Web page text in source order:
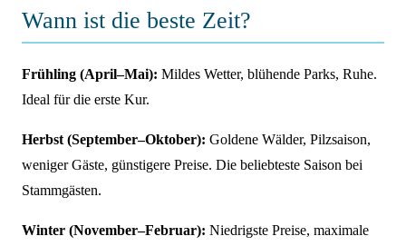
Wann ist die beste Zeit?
Frühling (April–Mai): Mildes Wetter, blühende Parks, Ruhe.
Ideal für die erste Kur.
Herbst (September–Oktober): Goldene Wälder, Pilzsaison,
weniger Gäste, günstigere Preise. Die beliebteste Saison bei
Stammgästen.
Winter (November–Februar): Niedrigste Preise, maximale